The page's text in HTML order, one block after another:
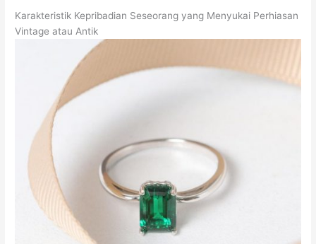
Karakteristik Kepribadian Seseorang yang Menyukai Perhiasan
Vintage atau Antik